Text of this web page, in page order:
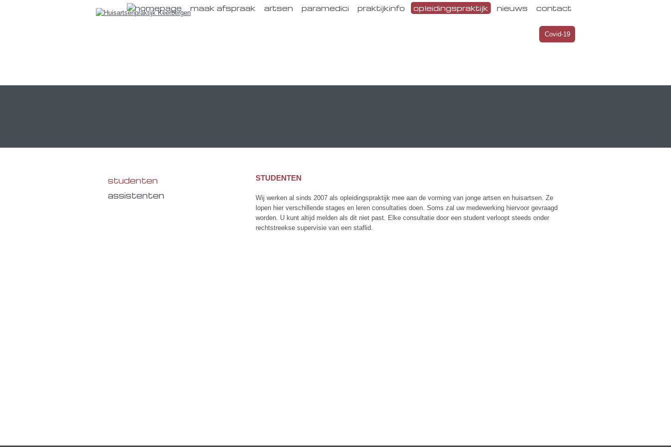
maak afspraak artsen paramedici praktijkinfo opleidingspraktijk nieuws contact
Covid-19
studenten
assistenten
STUDENTEN
Wij werken al sinds 2007 als opleidingspraktijk mee aan de vorming van jonge artsen en huisartsen. Ze
lopen hier verschillende stages en leren consultaties doen. Soms zal uw medewerking hiervoor gevraagd
worden. U kunt altijd melden als dit niet past. Elke consultatie door een student verloopt steeds onder
rechtstreekse supervisie van een staflid.